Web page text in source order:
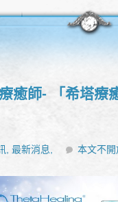
療癒師- 「希塔療
,最新消息, 本文不